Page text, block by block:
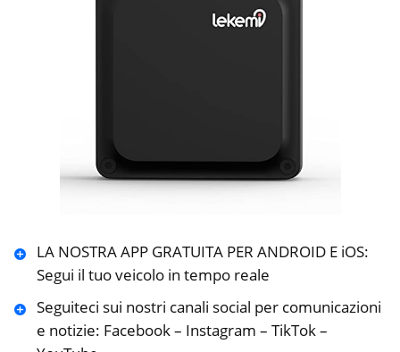
LA NOSTRA APP GRATUITA PER ANDROID E iOS:
Segui il tuo veicolo in tempo reale
Seguiteci sui nostri canali social per comunicazioni
e notizie: Facebook – Instagram – TikTok –